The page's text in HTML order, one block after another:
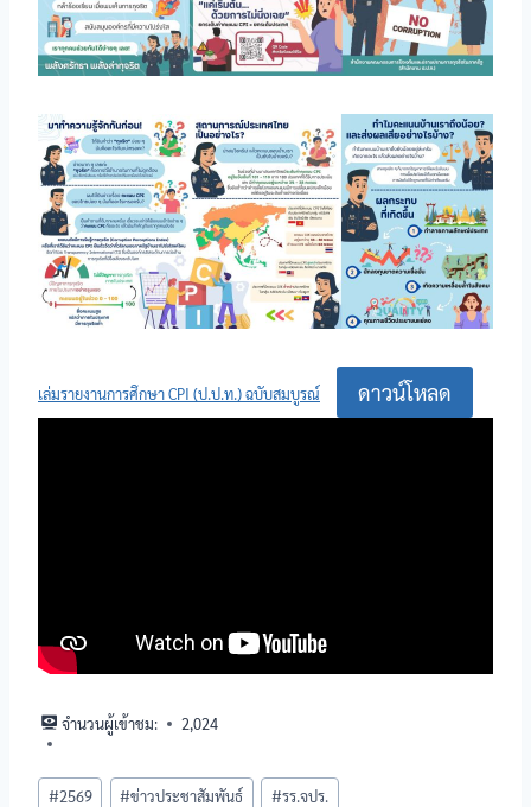
เล่มรายงานการศึกษา CPI (ป.ป.ท.) ฉบับสมบูรณ์ ดาวน์โหลด
จำนวนผู้เข้าชม: 2,024
#2569 #ข่าวประชาสัมพันธ์ #รร.จปร.